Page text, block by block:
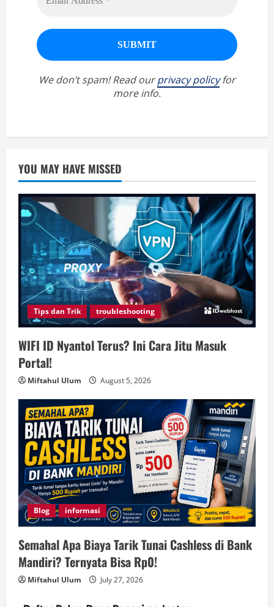
We don’t spam! Read ourprivacy policyfor
more info.
YOU MAY HAVE MISSED
Tips dan Trik troubleshooting
WIFI ID Nyantol Terus? Ini Cara Jitu Masuk
Portal!
Miftahul Ulum August 5, 2026
Blog informasi
Semahal Apa Biaya Tarik Tunai Cashless di Bank
Mandiri? Ternyata Bisa Rp0!
Miftahul Ulum July 27, 2026